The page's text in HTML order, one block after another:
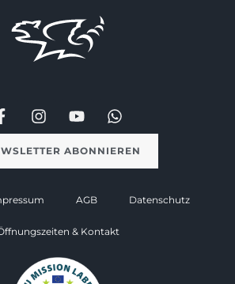
ABONNIEREN
AGB Datenschutz
& Kontakt